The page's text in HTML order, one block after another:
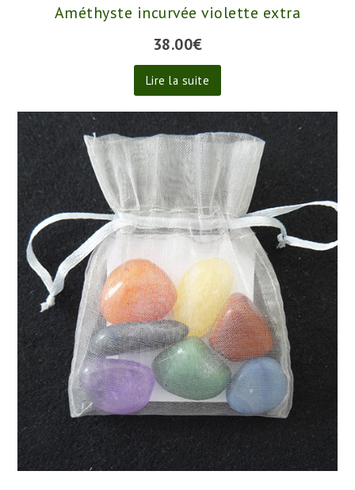
Améthyste incurvée violette extra
38.00€
Lire la suite